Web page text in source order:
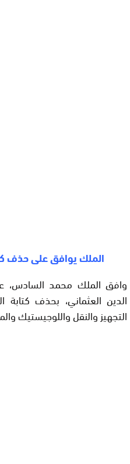
الملك يوافق على حذف
وافق الملك محمد السادس،
الدين العثماني، بحذف كتابة
التجهيز والنقل واللوجيستيك